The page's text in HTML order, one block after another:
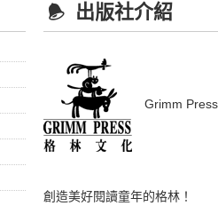
出版社介紹
Grimm
創造美好閱讀童年的格林！